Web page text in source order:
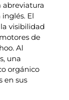
abreviatura
El
visibilidad
de
Al
una
orgánico
en sus